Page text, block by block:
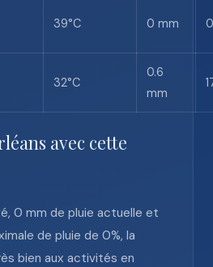
39°C 0 mm
32°C
0.6
mm
avec cette
0 mm de pluie actuelle et
de pluie de 0%, la
bien aux activités en